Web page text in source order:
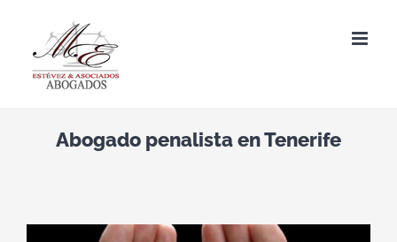
contenido
Abogado penalista en Tenerife